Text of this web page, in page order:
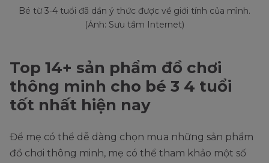
Bé từ 3-4 tuổi đã dần ý thức được về giới tính của mình.
(Ảnh: Sưu tầm Internet)
Top 14+ sản phẩm đồ chơi
thông minh cho bé 3 4 tuổi
tốt nhất hiện nay
Để mẹ có thể dễ dàng chọn mua những sản phẩm
đồ chơi thông minh, mẹ có thể tham khảo một số